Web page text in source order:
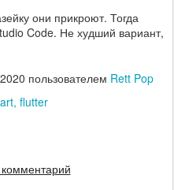
они прикроют. Тогда
Code. Не худший вариант,
пользователем Rett Pop
flutter